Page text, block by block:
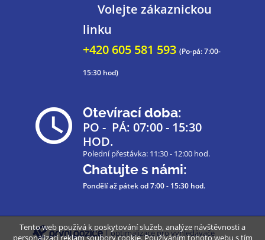
Volejte zákaznickou
linku
+420 605 581 593 (Po-pá: 7:00-
15:30 hod)
Otevírací doba:
PO - PÁ: 07:00 - 15:30
HOD.
Polední přestávka: 11:30 - 12:00 hod.
Chatujte s námi:
Pondělí až pátekod 7:00 - 15:30 hod.
| optimalizace pro vyhledávače
Tento web používá k poskytování služeb, analýze návštěvnosti a
personalizaci reklam soubory cookie. Používáním tohoto webu s tím